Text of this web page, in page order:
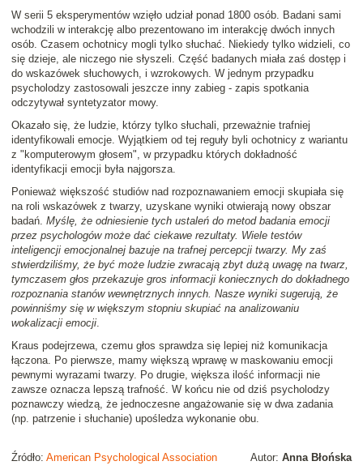
W serii 5 eksperymentów wzięło udział ponad 1800 osób. Badani sami
wchodzili w interakcję albo prezentowano im interakcję dwóch innych
osób. Czasem ochotnicy mogli tylko słuchać. Niekiedy tylko widzieli, co
się dzieje, ale niczego nie słyszeli. Część badanych miała zaś dostęp i
do wskazówek słuchowych, i wzrokowych. W jednym przypadku
psycholodzy zastosowali jeszcze inny zabieg - zapis spotkania
odczytywał syntetyzator mowy.
Okazało się, że ludzie, którzy tylko słuchali, przeważnie trafniej
identyfikowali emocje. Wyjątkiem od tej reguły byli ochotnicy z wariantu
z "komputerowym głosem", w przypadku których dokładność
identyfikacji emocji była najgorsza.
Ponieważ większość studiów nad rozpoznawaniem emocji skupiała się
na roli wskazówek z twarzy, uzyskane wyniki otwierają nowy obszar
badań. Myślę, że odniesienie tych ustaleń do metod badania emocji
przez psychologów może dać ciekawe rezultaty. Wiele testów
inteligencji emocjonalnej bazuje na trafnej percepcji twarzy. My zaś
stwierdziliśmy, że być może ludzie zwracają zbyt dużą uwagę na twarz,
tymczasem głos przekazuje gros informacji koniecznych do dokładnego
rozpoznania stanów wewnętrznych innych. Nasze wyniki sugerują, że
powinniśmy się w większym stopniu skupiać na analizowaniu
wokalizacji emocji.
Kraus podejrzewa, czemu głos sprawdza się lepiej niż komunikacja
łączona. Po pierwsze, mamy większą wprawę w maskowaniu emocji
pewnymi wyrazami twarzy. Po drugie, większa ilość informacji nie
zawsze oznacza lepszą trafność. W końcu nie od dziś psycholodzy
poznawczy wiedzą, że jednoczesne angażowanie się w dwa zadania
(np. patrzenie i słuchanie) upośledza wykonanie obu.
Autor: Anna Błońska
Źródło: American Psychological Association